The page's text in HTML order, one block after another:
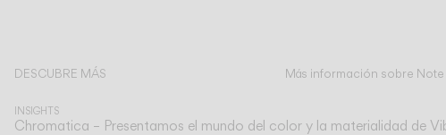
DESCUBRE MÁS Más información sobre
INSIGHTS
Chromatica – Presentamos el mundo del color y la materialidad de